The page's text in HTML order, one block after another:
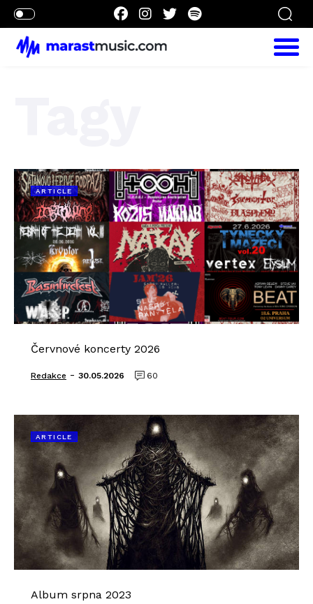
ARTICLE
Červnové koncerty 2026
Redakce - 30.05.2026 60
ARTICLE
Album srpna 2023